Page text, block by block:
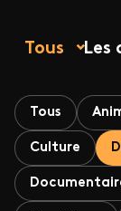
Tous Les
Tous
Culture